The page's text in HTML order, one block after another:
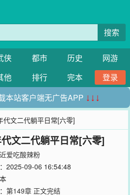
搜索
侠 都市 历史
网游
他 排行 完本
登录
本站客户端无广告APP ↓↓↓
代文二代躺平日常[六零]
文二代躺平日常[六零]
爱吃酸辣粉
2025-09-06 16:54:48
第149章 正文完结